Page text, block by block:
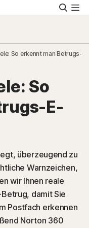
So erkennt man Betrugs-
So
E-
überzeugend zu
Warnzeichen,
wir Ihnen reale
damit Sie
Postfach erkennen
Norton 360